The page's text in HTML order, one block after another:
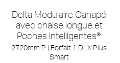
Delta Modulaire Canapé
avec chaise longue et
Poches intelligentes®
2720mm P | Forfait 1 DLX Plus
Smart